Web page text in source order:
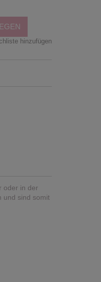
hinzufügen
oder in der
und sind somit